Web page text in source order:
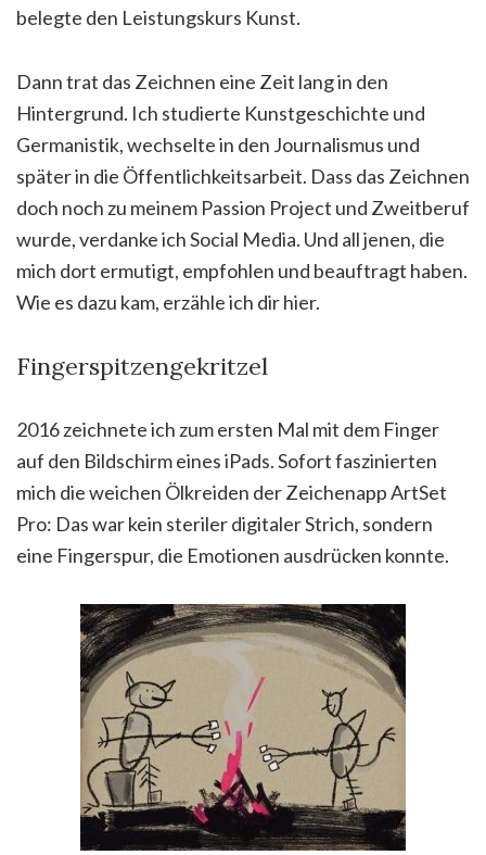
belegte den Leistungskurs Kunst.
Dann trat das Zeichnen eine Zeit lang in den
Hintergrund. Ich studierte Kunstgeschichte und
Germanistik, wechselte in den Journalismus und
später in die Öffentlichkeitsarbeit. Dass das Zeichnen
doch noch zu meinem Passion Project und Zweitberuf
wurde, verdanke ich Social Media. Und all jenen, die
mich dort ermutigt, empfohlen und beauftragt haben.
Wie es dazu kam, erzähle ich dir hier.
Fingerspitzengekritzel
2016 zeichnete ich zum ersten Mal mit dem Finger
auf den Bildschirm eines iPads. Sofort faszinierten
mich die weichen Ölkreiden der Zeichenapp ArtSet
Pro: Das war kein steriler digitaler Strich, sondern
eine Fingerspur, die Emotionen ausdrücken konnte.